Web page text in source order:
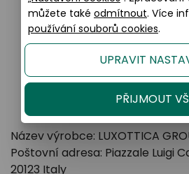
Název výrobce: LUXOTTICA
Poštovní adresa: Piazzale Luigi
20123 Italy
můžete také odmítnout. Více
používání souborů cookies.
UPRAVIT
PŘIJMOUT